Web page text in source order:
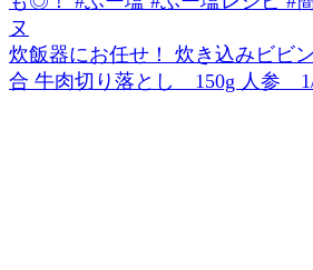
炊飯器にお任せ！ 炊き込みビビ
合 牛肉切り落とし 150g 人参